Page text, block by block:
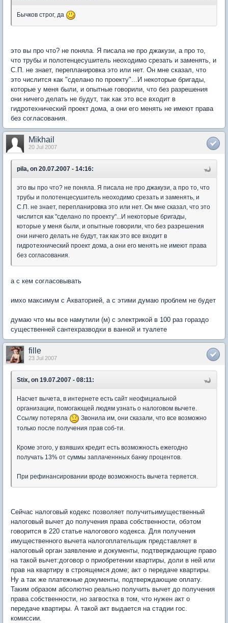
Бычков строг, да
это вы про что? не поняла. Я писала не про джакузи, а про то,
что трубы и полотенцесушитель неоходимо срезать и заменять, и
С.П. не знает, перепланировка это или нет. Он мне сказал, что
это числится как "сделано по проекту"...И некоторые бригады,
которые у меня были, и опытные говорили, что без разрешения
они ничего делать не будут, так как это все входит в
гидротехнический проект дома, а они его менять не имеют права
без согласования.
Mikhail
20 Jul 2007
pila, on 20.07.2007 - 14:16:
это вы про что? не поняла. Я писала не про джакузи, а про то, что
трубы и полотенцесушитель неоходимо срезать и заменять, и
С.П. не знает, перепланировка это или нет. Он мне сказал, что это
числится как "сделано по проекту"...И некоторые бригады,
которые у меня были, и опытные говорили, что без разрешения
они ничего делать не будут, так как это все входит в
гидротехнический проект дома, а они его менять не имеют права
без согласования.
а с кем согласовывать
имхо максимум с Акваторией, а с этими думаю проблем не будет
думаю что мы все намутили (м) с электрикой в 100 раз гораздо
существенней сантехразводки в ванной и туалете
fille
23 Jul 2007
Stix, on 19.07.2007 - 08:11:
Насчет вычета, в интернете есть сайт неофициальной
организации, помогающей людям узнать о налоговом вычете.
Ссылку потеряла
Звонила им, они сказали, что все возможно
только после получения прав соб-ти.
Кроме этого, у взявших кредит есть возможность ежегодно
получать 13% от суммы заплаченнных банку процентов.
При рефинансировании вроде возможность вычета теряется.
Сейчас налоговый кодекс позволяет получитьимущественный
налоговый вычет до получения права собственности, обэтом
говорится в 220 статье налогового кодекса. Для получения
имущественного вычета налогоплательщик представляет в
налоговый орган заявление и документы, подтверждающие право
на такой вычет:договор о приобретении квартиры, доли в ней или
прав на квартиру в строящемся доме; акт о передаче квартиры.
Ну а так же платежные документы, подтверждающие оплату.
Таким образом абсолютно реально получить вычет до получения
права собственности, но загвостка в том, что нужен акт о
передаче квартиры. А такой акт выдается на стадии гос.
комиссии.